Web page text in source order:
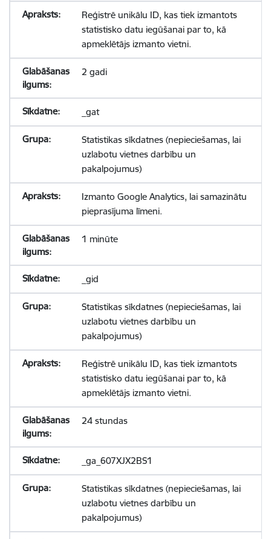
Reģistrē unikālu ID, kas tiek izmantots
statistisko datu iegūšanai par to, kā
apmeklētājs izmanto vietni.
2 gadi
_gat
Statistikas sīkdatnes (nepieciešamas, lai
uzlabotu vietnes darbību un
pakalpojumus)
Izmanto Google Analytics, lai samazinātu
pieprasījuma līmeni.
1 minūte
_gid
Statistikas sīkdatnes (nepieciešamas, lai
uzlabotu vietnes darbību un
pakalpojumus)
Reģistrē unikālu ID, kas tiek izmantots
statistisko datu iegūšanai par to, kā
apmeklētājs izmanto vietni.
24 stundas
_ga_607XJX2BS1
Statistikas sīkdatnes (nepieciešamas, lai
uzlabotu vietnes darbību un
pakalpojumus)